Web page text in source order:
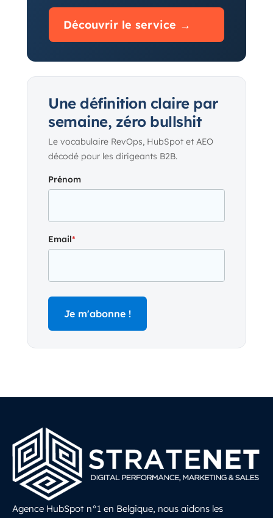
Découvrir le service →
Une définition claire par
semaine, zéro bullshit
Le vocabulaire RevOps, HubSpot et AEO
décodé pour les dirigeants B2B.
Prénom
Email*
Agence HubSpot n°1 en Belgique, nous aidons les